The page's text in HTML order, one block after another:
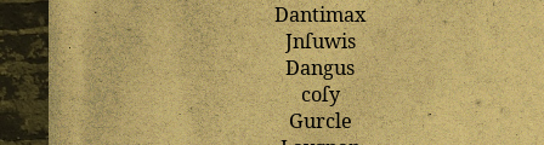
Dantimax
Jnſuwis
Dangus
coſy
Gurcle